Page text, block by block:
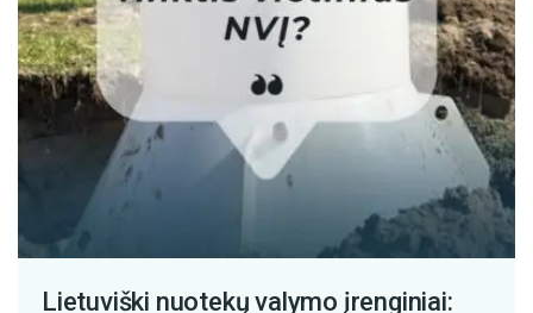
Lietuviški nuotekų valymo įrenginiai: